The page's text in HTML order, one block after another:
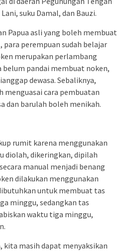
suku Damal, dan Bauzi.
Papua asli yang boleh membuat
perempuan sudah belajar
merupakan perlambang
belum pandai membuat noken,
dewasa. Sebaliknya,
menguasai cara pembuatan
dan barulah boleh menikah.
rumit karena menggunakan
diolah, dikeringkan, dipilah
manual menjadi benang
dilakukan menggunakan
untuk membuat tas
minggu, sedangkan tas
waktu tiga minggu,
kita masih dapat menyaksikan